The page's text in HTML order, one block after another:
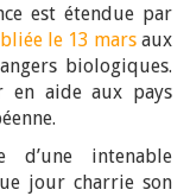
est étendue par
le 13 mars aux
biologiques.
en aide aux pays
d’une intenable
jour charrie son